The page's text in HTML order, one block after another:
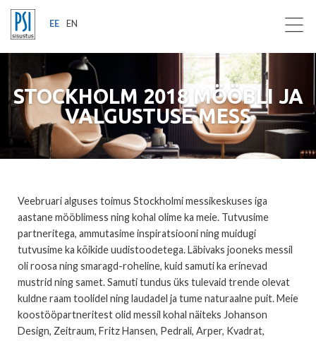
EE EN
STOCKHOLM 2018 MÖÖBLI JA
VALGUSTUSE MESS
Veebruari alguses toimus Stockholmi messikeskuses iga
aastane mööblimess ning kohal olime ka meie. Tutvusime
partneritega, ammutasime inspiratsiooni ning muidugi
tutvusime ka kõikide uudistoodetega. Läbivaks jooneks messil
oli roosa ning smaragd-roheline, kuid samuti ka erinevad
mustrid ning samet. Samuti tundus üks tulevaid trende olevat
kuldne raam toolidel ning laudadel ja tume naturaalne puit. Meie
koostööpartneritest olid messil kohal näiteks Johanson
Design, Zeitraum, Fritz Hansen, Pedrali, Arper, Kvadrat,